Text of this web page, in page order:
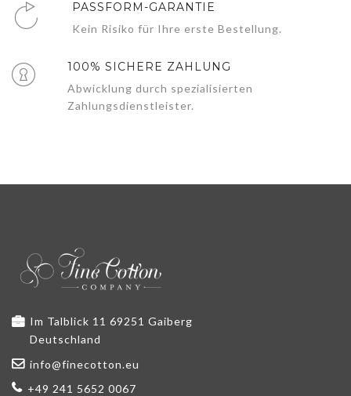
PASSFORM-GARANTIE
Kein Risiko für Ihre erste Bestellung.
100% SICHERE ZAHLUNG
Abwicklung durch spezialisierten
Zahlungsdienstleister.
Im Talblick 11 69251 Gaiberg
Deutschland
info@finecotton.eu
+49 241 5652 0067